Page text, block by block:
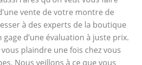
vente de votre montre de
à des experts de la boutique
gage d’une évaluation à juste prix.
vous plaindre une fois chez vous
Nous veillons à ce que vous